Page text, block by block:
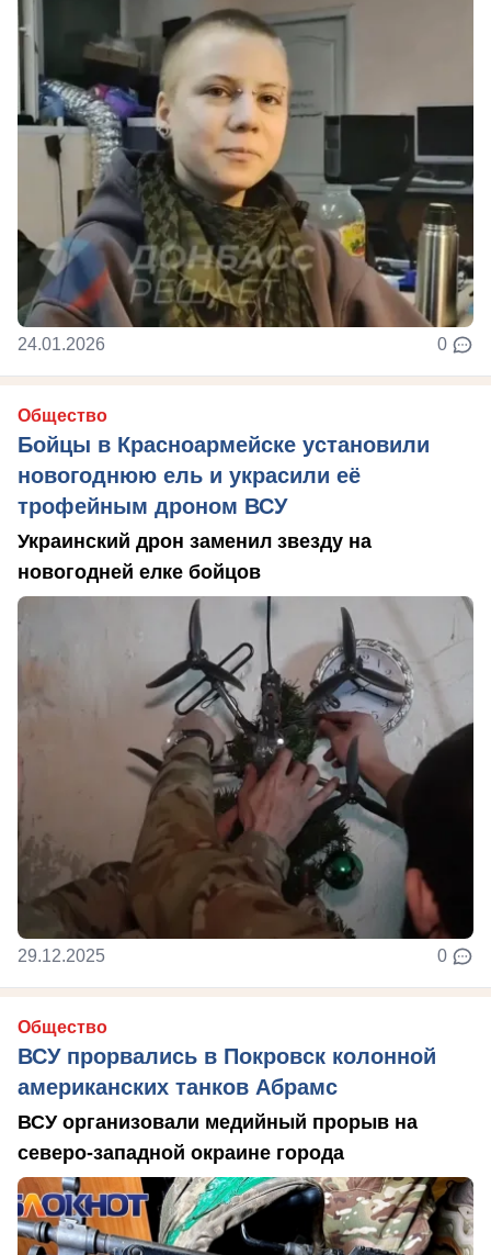
24.01.2026 0
Общество
Бойцы в Красноармейске установили
новогоднюю ель и украсили её
трофейным дроном ВСУ
Украинский дрон заменил звезду на
новогодней елке бойцов
29.12.2025 0
Общество
ВСУ прорвались в Покровск колонной
американских танков Абрамс
ВСУ организовали медийный прорыв на
северо-западной окраине города